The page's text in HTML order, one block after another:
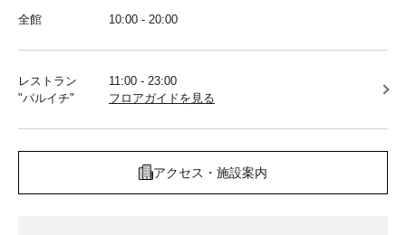
全館 10:00 - 20:00
レストラン
"パルイチ"
11:00 - 23:00
フロアガイドを見る
アクセス・施設案内